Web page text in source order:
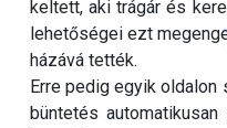
keltett, aki trágár és
lehetőségei ezt
házává tették.
Erre pedig egyik oldalon
büntetés